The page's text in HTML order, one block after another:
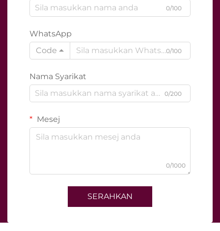
0/100
WhatsApp
Code
0/100
Nama Syarikat
0/200
Mesej
0/1000
SERAHKAN